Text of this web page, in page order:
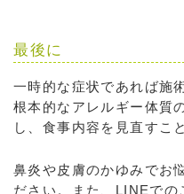
最後に
一時的な症状であれば施
根本的なアレルギー体質
し、食事内容を見直すこ
鼻炎や皮膚のかゆみでお
ださい。また、LINEでの